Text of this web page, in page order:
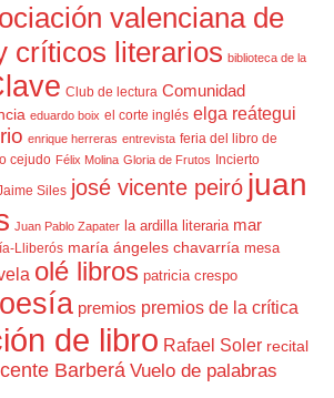
valenciana de
críticos literarios biblioteca de la
Club de lectura Comunidad
eduardo boix el corte inglés elga reátegui
enrique herreras entrevista feria del libro de
cejudo Félix Molina Gloria de Frutos
Incierto
Siles josé vicente peiró juan
Juan Pablo Zapater la ardilla literaria mar
Lliberós maría ángeles chavarría mesa
olé libros patricia crespo
premios premios de la crítica
de libro Rafael Soler recital
Barberá Vuelo de palabras